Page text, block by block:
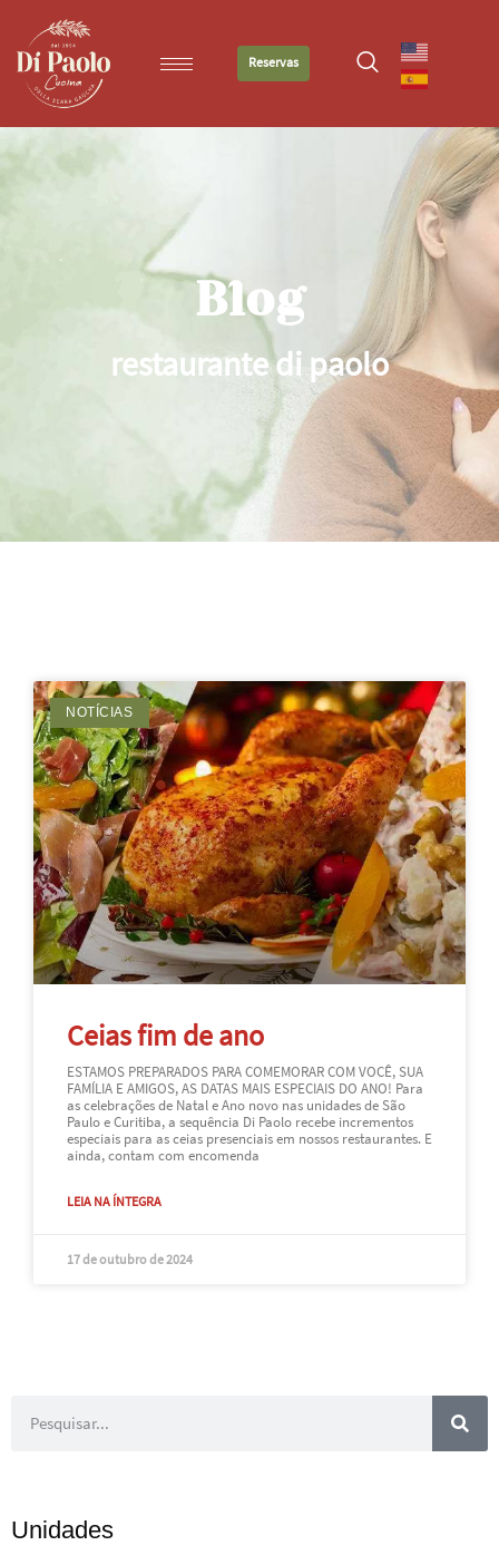
Reservas
Blog
restaurante di paolo
NOTÍCIAS
Ceias fim de ano
ESTAMOS PREPARADOS PARA COMEMORAR COM VOCÊ, SUA
FAMÍLIA E AMIGOS, AS DATAS MAIS ESPECIAIS DO ANO! Para
as celebrações de Natal e Ano novo nas unidades de São
Paulo e Curitiba, a sequência Di Paolo recebe incrementos
especiais para as ceias presenciais em nossos restaurantes. E
ainda, contam com encomenda
LEIA NA ÍNTEGRA
17 de outubro de 2024
Unidades